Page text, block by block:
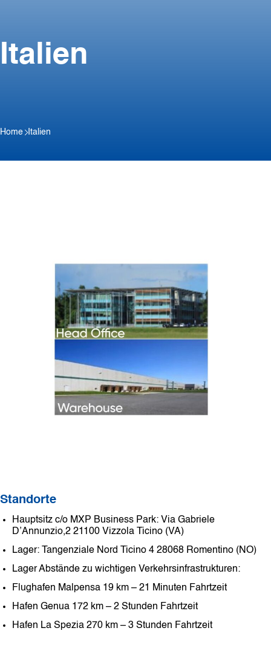
Italien
Home Italien
Standorte
Hauptsitz c/o MXP Business Park: Via Gabriele
D’Annunzio,2 21100 Vizzola Ticino (VA)
Lager: Tangenziale Nord Ticino 4 28068 Romentino (NO)
Lager Abstände zu wichtigen Verkehrsinfrastrukturen:
Flughafen Malpensa 19 km – 21 Minuten Fahrtzeit
Hafen Genua 172 km – 2 Stunden Fahrtzeit
Hafen La Spezia 270 km – 3 Stunden Fahrtzeit